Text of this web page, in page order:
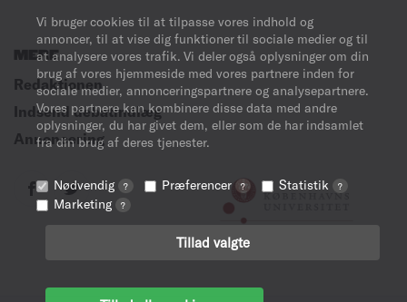
Vi bruger cookies til at tilpasse vores indhold og
annoncer, til at vise dig funktioner til sociale medier og til
at analysere vores trafik. Vi deler også oplysninger om din
brug af vores hjemmeside med vores partnere inden for
sociale medier, annonceringspartnere og analysepartnere.
Vores partnere kan kombinere disse data med andre
oplysninger, du har givet dem, eller som de har indsamlet
fra din brug af deres tjenester.
Nødvendig ? Præferencer ? Statistik ?
Marketing ?
Tillad valgte
MERE
Redaktionen
Indsend debatindlæg
Annoncering